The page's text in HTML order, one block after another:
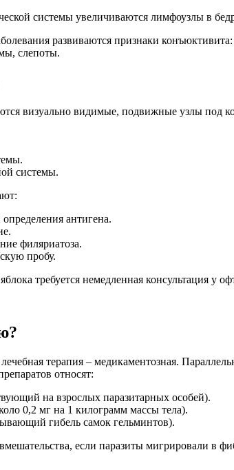
системы увеличиваются лимфоузлы в
развиваются признаки
слепоты.
визуально видимые, подвижные узлы
системы.
антигена.
филяриатоза.
пробу.
требуется немедленная консультация у
терапия – медикаментозная.
относят:
на взрослых паразитарных особей).
0,2 мг на 1 килограмм массы тела).
гибель самок гельминтов).
вмешательства, если паразиты мигрировали